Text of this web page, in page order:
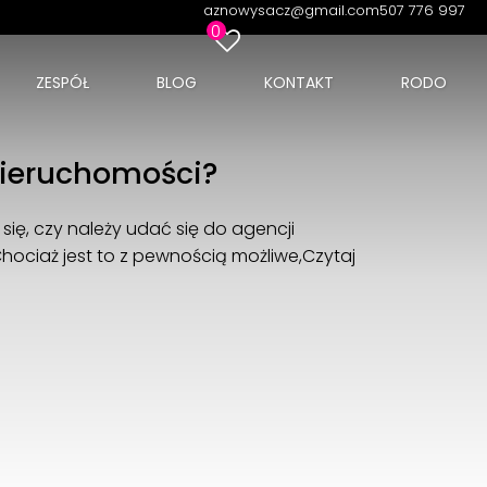
aznowysacz@gmail.com507 776 997
0
ZESPÓŁ BLOG KONTAKT RODO
czy należy udać się do agencji
jest to z pewnością możliwe,Czytaj